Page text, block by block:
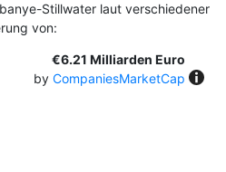
Stillwater laut verschiedener
von:
€6.21 Milliarden Euro
by CompaniesMarketCap